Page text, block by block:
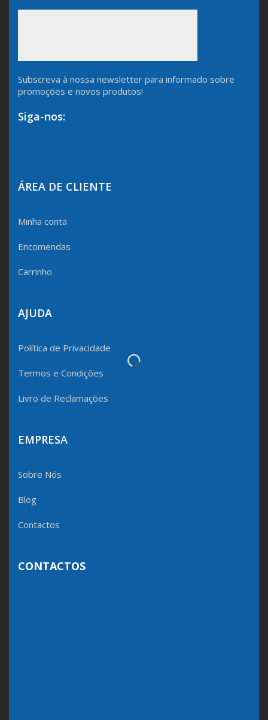
Subscreva à nossa newsletter para informado sobre
promoções e novos produtos!
Siga-nos:
ÁREA DE CLIENTE
Minha conta
Encomendas
Carrinho
AJUDA
Política de Privacidade
Termos e Condições
Livro de Reclamações
EMPRESA
Sobre Nós
Blog
Contactos
CONTACTOS